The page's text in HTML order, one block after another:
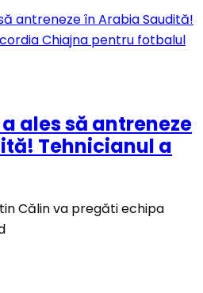
ales să antreneze
Tehnicianul a
Călin va pregăti echipa